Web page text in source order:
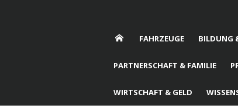
FAHRZEUGE BILDUNG
PARTNERSCHAFT & FAMILIE
WIRTSCHAFT & GELD